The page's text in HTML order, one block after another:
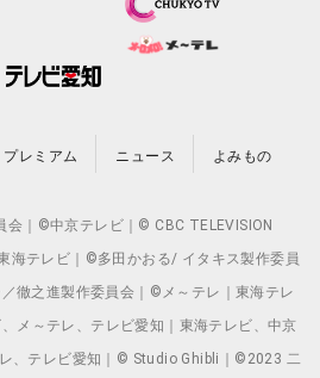
プレミアム ニュース よみもの
会｜©中京テレビ｜© CBC TELEVISION
海テレビ｜©多田かおる/ イタキス製作委員
徹之進製作委員会｜©メ～テレ｜東海テレ
メ～テレ、テレビ愛知｜東海テレビ、中京
、テレビ愛知｜© Studio Ghibli｜©2023 二